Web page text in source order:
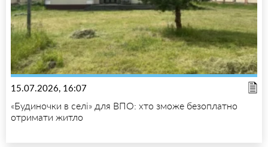
15.07.2026, 16:07
«Будиночки в селі» для ВПО: хто зможе безоплатно
отримати житло